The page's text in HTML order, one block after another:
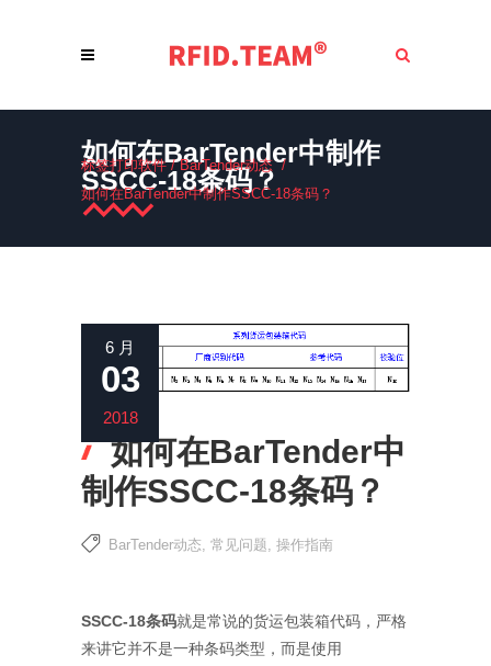
如何在BarTender中制作
SSCC-18条码？
标签打印软件/BarTender动态 /
如何在BarTender中制作SSCC-18条码？
6 月
03
2018
如何在BarTender中
制作SSCC-18条码？
BarTender动态, 常见问题, 操作指南
SSCC-18条码就是常说的货运包装箱代码，严格
来讲它并不是一种条码类型，而是使用